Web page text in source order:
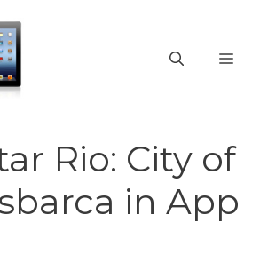
Rio: City of
in App